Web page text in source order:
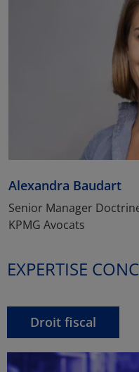
Alexandra Baudart
Senior Manager
KPMG Avocats
EXPERTISE
Droit fiscal